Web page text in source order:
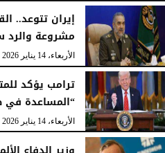
إيران تتوعد..
مشروعة والرد
الأربعاء، 14 يناير 2026
ترامب يؤكد
“المساعدة في
الأربعاء، 14 يناير 2026